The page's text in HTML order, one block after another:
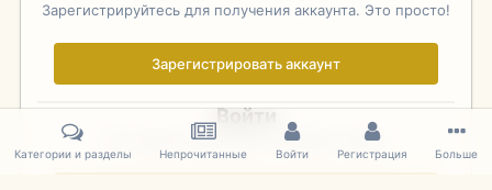
Зарегистрируйтесь для получения аккаунта. Это просто!
Зарегистрировать аккаунт
Войти
Уже зарегистрированы? Войдите здесь.
Категории и разделы Непрочитанные Войти Регистрация Больше